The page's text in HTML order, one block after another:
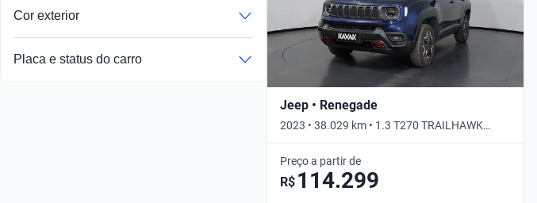
Cor exterior
Placa e status do carro
Jeep • Renegade
2023 • 38.029 km • 1.3 T270 TRAILHAWK
AUTO 4WD • Automático
Preço a partir de
R$ 114.299